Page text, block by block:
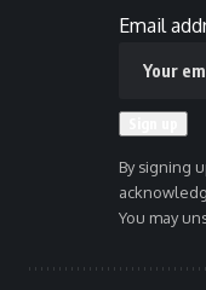
Email
By signing
You may